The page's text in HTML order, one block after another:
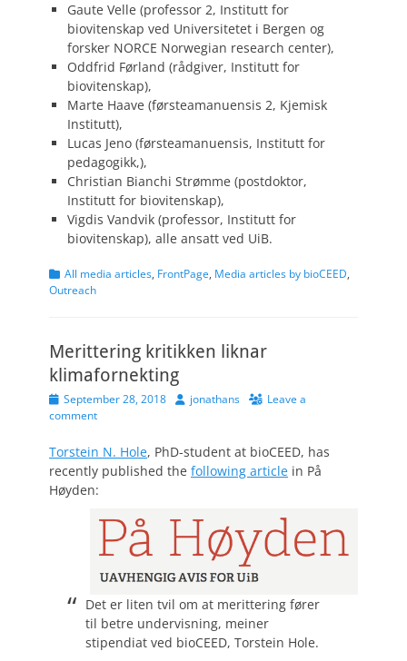
Gaute Velle (professor 2, Institutt for
biovitenskap ved Universitetet i Bergen og
forsker NORCE Norwegian research center),
Oddfrid Førland (rådgiver, Institutt for
biovitenskap),
Marte Haave (førsteamanuensis 2, Kjemisk
Institutt),
Lucas Jeno (førsteamanuensis, Institutt for
pedagogikk,),
Christian Bianchi Strømme (postdoktor,
Institutt for biovitenskap),
Vigdis Vandvik (professor, Institutt for
biovitenskap), alle ansatt ved UiB.
Categories
All media articles, FrontPage, Media articles by bioCEED,
Outreach
Merittering kritikken liknar
klimafornekting
Posted
on
September 28, 2018 Authorjonathans
Leave a
comment
Torstein N. Hole, PhD-student at bioCEED, has
recently published the following article in På
Høyden:
Det er liten tvil om at merittering fører
til betre undervisning, meiner
stipendiat ved bioCEED, Torstein Hole.